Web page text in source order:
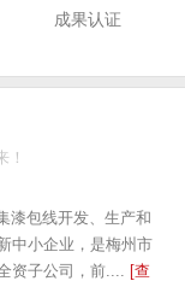
成果认证
！
漆包线开发、生产和
中小企业，是梅州市
资子公司，前....
[查